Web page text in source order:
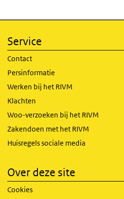
Service
Contact
Persinformatie
Werken bij het RIVM
Klachten
Woo-verzoeken bij het RIVM
Zakendoen met het RIVM
Huisregels sociale media
Over deze site
Cookies